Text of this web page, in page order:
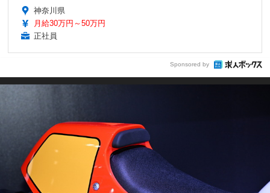
神奈川県
月給30万円～50万円
正社員
Sponsored by